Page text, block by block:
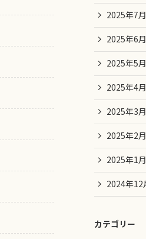
2025年7月
2025年6月
2025年5月
2025年4月
2025年3月
2025年2月
2025年1月
2024年12
カテゴリー